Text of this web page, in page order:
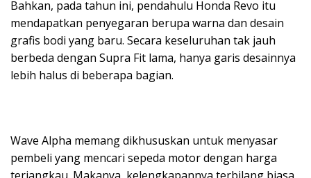
Bahkan, pada tahun ini, pendahulu Honda Revo itu
mendapatkan penyegaran berupa warna dan desain
grafis bodi yang baru. Secara keseluruhan tak jauh
berbeda dengan Supra Fit lama, hanya garis desainnya
lebih halus di beberapa bagian.
Wave Alpha memang dikhususkan untuk menyasar
pembeli yang mencari sepeda motor dengan harga
terjangkau. Makanya, kelengkapannya terbilang biasa